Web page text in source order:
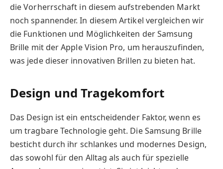
die Vorherrschaft in diesem aufstrebenden Markt
noch spannender. In diesem Artikel vergleichen wir
die Funktionen und Möglichkeiten der Samsung
Brille mit der Apple Vision Pro, um herauszufinden,
was jede dieser innovativen Brillen zu bieten hat.
Design und Tragekomfort
Das Design ist ein entscheidender Faktor, wenn es
um tragbare Technologie geht. Die Samsung Brille
besticht durch ihr schlankes und modernes Design,
das sowohl für den Alltag als auch für spezielle